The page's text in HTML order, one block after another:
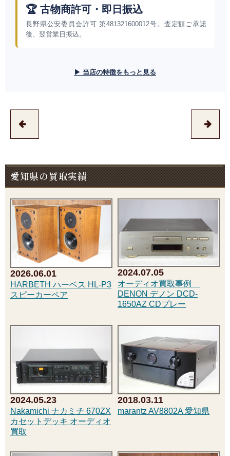
🏆 古物商許可・即日振込
長野県公安委員会許可 第481321600012号。査定額ご承諾
後、翌営業日振込。
▶ 当店の特徴をもっと見る
愛知県の買取実績
2026.06.01
HARBETH ハーベス HL-P3
スピーカーペア
2024.07.05
オーディオ買取事例
DENON デノン DCD-
1650AZ CDプレー
2024.05.23
Nakamichi ナカミチ 670ZX
カセットデッキ オーディオ
買取
2018.03.11
marantz AV8802A 愛知県